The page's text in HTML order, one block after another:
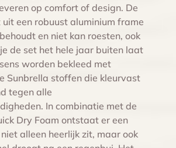
op comfort of design. De
een robuust aluminium frame
en niet kan roesten, ook
de set het hele jaar buiten laat
worden bekleed met
Sunbrella stoffen die kleurvast
tegen alle
In combinatie met de
Dry Foam ontstaat er een
alleen heerlijk zit, maar ook